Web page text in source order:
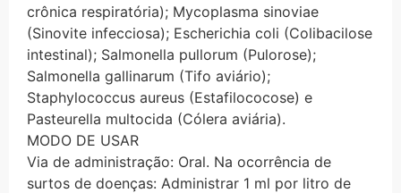
crônica respiratória); Mycoplasma sinoviae
(Sinovite infecciosa); Escherichia coli (Colibacilose
intestinal); Salmonella pullorum (Pulorose);
Salmonella gallinarum (Tifo aviário);
Staphylococcus aureus (Estafilococose) e
Pasteurella multocida (Cólera aviária).
MODO DE USAR
Via de administração: Oral. Na ocorrência de
surtos de doenças: Administrar 1 ml por litro de